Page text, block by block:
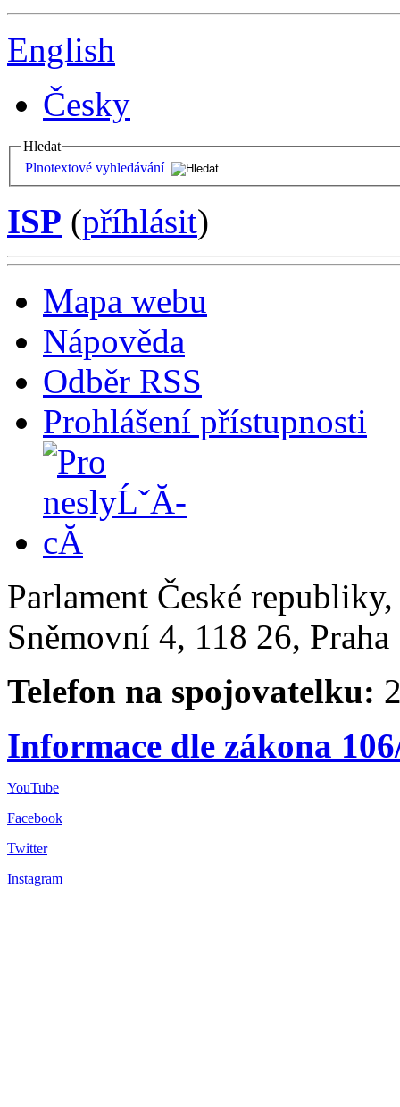
English
Česky
Hledat
Plnotextové vyhledávání
ISP (příhlásit)
Mapa webu
Nápověda
Odběr RSS
Prohlášení přístupnosti
Parlament České
Sněmovní 4, 118 26,
Telefon na spojovatelku:
Informace dle zákona
YouTube
Facebook
Twitter
Instagram